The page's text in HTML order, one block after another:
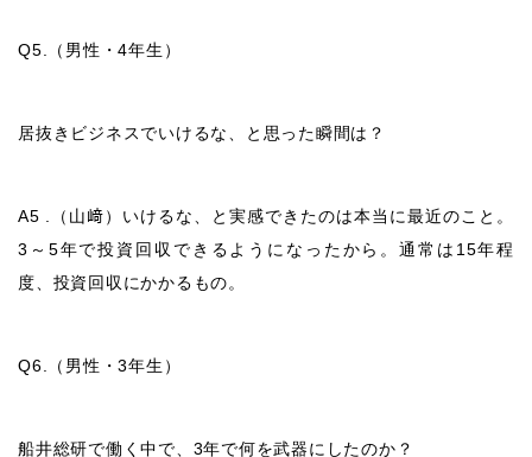
Q5. （男性・4年生）
居抜きビジネスでいけるな、と思った瞬間は？
A5 . （山﨑）いけるな、と実感できたのは本当に最近のこと。
3 ～ 5年で投資回収できるようになったから。通常は 15年程
度、投資回収にかかるもの。
Q6. （男性・3年生）
船井総研で働く中で、 3年で何を武器にしたのか？